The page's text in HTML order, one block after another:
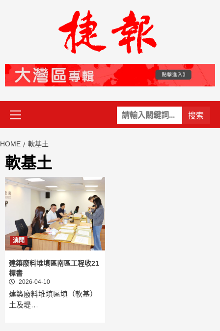
關
鍵
Primary
Menu
HOME 軟基土
軟基土
澳聞
建築廢料堆填區南區工程收21
標書
2026-04-10
建築廢料堆填區填（軟基）
土及堤…